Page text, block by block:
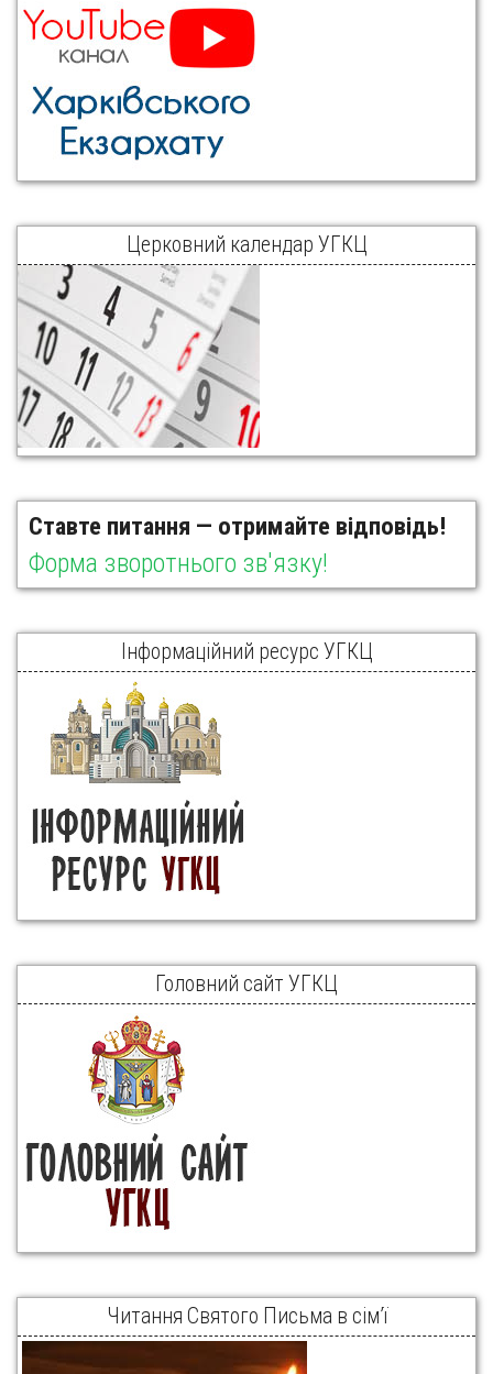
Церковний календар УГКЦ
Ставте питання — отримайте відповідь!
Форма зворотнього зв'язку!
Інформаційний ресурс УГКЦ
Головний сайт УГКЦ
Читання Святого Письма в сім’ї